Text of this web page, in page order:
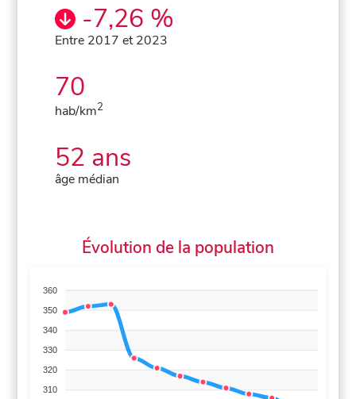
-7,26 %
Entre 2017 et 2023
70
hab/km2
52 ans
âge médian
Évolution de la population
360
350
340
330
320
310